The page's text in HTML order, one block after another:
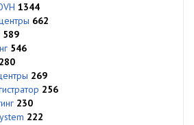
1344
662
589
546
280
269
256
230
222